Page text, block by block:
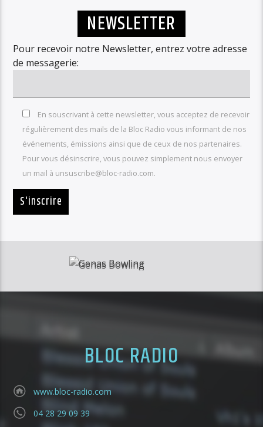
NEWSLETTER
Pour recevoir notre Newsletter, entrez votre adresse
de messagerie:
En souscrivant à cette newsletter, vous acceptez de recevoir
régulièrement des mails de la Bloc Radio vous informant de nos
événements, émissions ainsi que de ceux de nos partenaires.
Pour vous désinscrire, vous pouvez simplement nous envoyer
un mail à unsuscribe@bloc-radio.com.
BLOC RADIO
www.bloc-radio.com
04 28 29 09 39